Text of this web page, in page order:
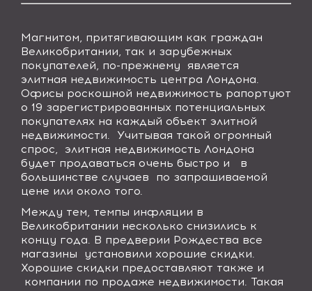
Магнитом, притягивающим как граждан
Великобритании, так и зарубежных
покупателей, по-прежнему является
элитная недвижимость центра Лондона.
Офисы роскошной недвижимость рапортуют
о 19 зарегистрированных потенциальных
покупателях на каждый объект элитной
недвижимости. Учитывая такой огромный
спрос, элитная недвижимость Лондона
будет продаваться очень быстро и в
большинстве случаев по запрашиваемой
цене или около того.
Между тем, темпы инфляции в
Великобритании несколько снизились к
концу года. В предверии Рождества все
магазины установили хорошие скидки.
Хорошие скидки предоставляют также и
компании по продаже недвижимости. Такая